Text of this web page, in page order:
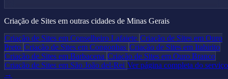
Criação de Sites em outras cidades de Minas Gerais
Criação de Sites em Conselheiro Lafaiete Criação de Sites em Ouro
Preto Criação de Sites em Congonhas Criação de Sites em Itabirito
Criação de Sites em Barbacena Criação de Sites em Ouro Branco
Criação de Sites em São João del-Rei Ver página completa do serviço
→